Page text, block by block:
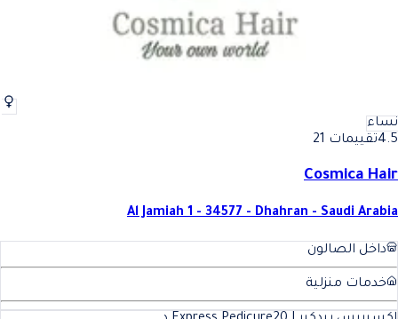
نساء
4.5تقييمات 21
Cosmica Hair
Al Jamiah 1 - 34577 - Dhahran - Saudi Arabia
داخل الصالون
خدمات منزلية